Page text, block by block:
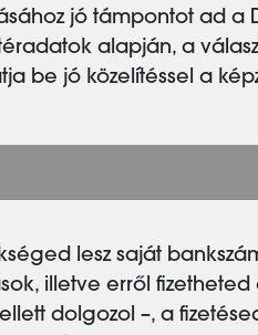
jó támpontot ad a
alapján, a
be jó közelítéssel a
lesz saját
illetve erről
dolgozol –, a